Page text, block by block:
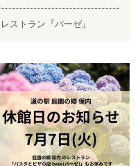
レストラン『バーゼ』